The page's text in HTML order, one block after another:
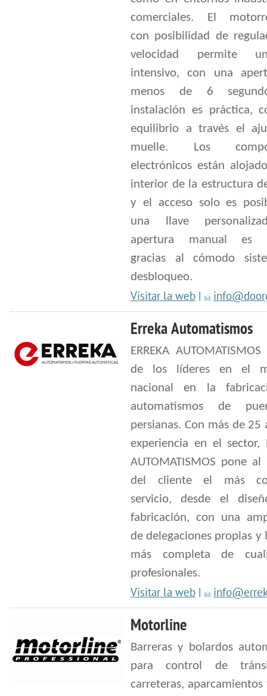
comerciales. El
con posibilidad de
velocidad permite
intensivo, con una
menos de 6
instalación es práctica,
equilibrio a través el
muelle. Los
electrónicos están
interior de la estructura
y el acceso solo es
una llave
apertura manual es
gracias al cómodo
desbloqueo.
Visitar la web |
Erreka Automatismos
ERREKA
de los líderes en el
nacional en la
automatismos de
persianas. Con más de 25
experiencia en el sector,
AUTOMATISMOS pone al
del cliente el más
servicio, desde el
fabricación, con una
de delegaciones propias y
más completa de
profesionales.
Visitar la web |
Motorline
Barreras y bolardos
para control de
carreteras, aparcamientos